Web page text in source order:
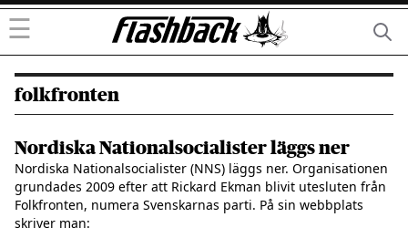
☰
folkfronten
Nordiska Nationalsocialister läggs ner
Nordiska Nationalsocialister (NNS) läggs ner. Organisationen
grundades 2009 efter att Rickard Ekman blivit utesluten från
Folkfronten, numera Svenskarnas parti. På sin webbplats
skriver man: